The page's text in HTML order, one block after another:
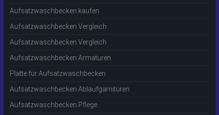
Aufsatzwaschbecken kaufen
Aufsatzwaschbecken Vergleich
Aufsatzwaschbecken Vergleich
Aufsatzwaschbecken Armaturen
Platte für Aufsatzwaschbecken
Aufsatzwaschbecken Ablaufgarnituren
Aufsatzwaschbecken Pflege